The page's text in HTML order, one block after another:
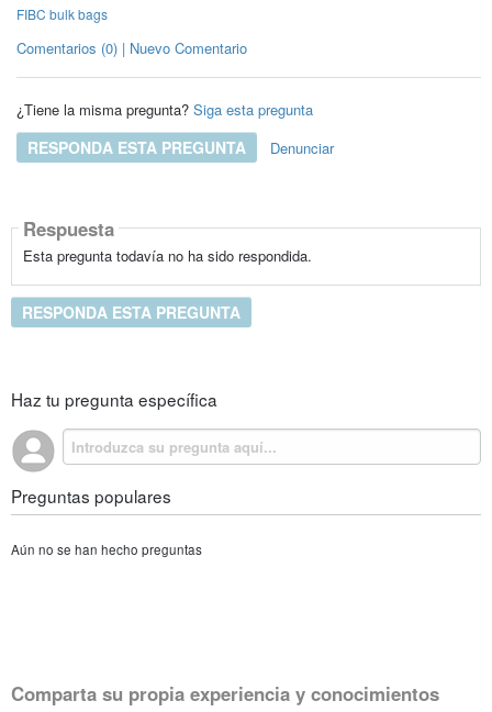
FIBC bulk bags
Comentarios (0) | Nuevo Comentario
¿Tiene la misma pregunta? Siga esta pregunta
RESPONDA ESTA PREGUNTA Denunciar
Respuesta
Esta pregunta todavía no ha sido respondida.
RESPONDA ESTA PREGUNTA
Haz tu pregunta específica
Preguntas populares
Aún no se han hecho preguntas
Comparta su propia experiencia y conocimientos